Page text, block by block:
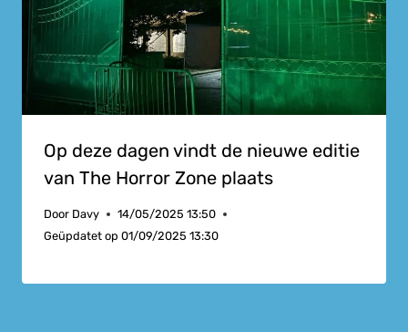
Op deze dagen vindt de nieuwe editie
van The Horror Zone plaats
Door Davy
14/05/2025 13:50
Geüpdatet op 01/09/2025 13:30